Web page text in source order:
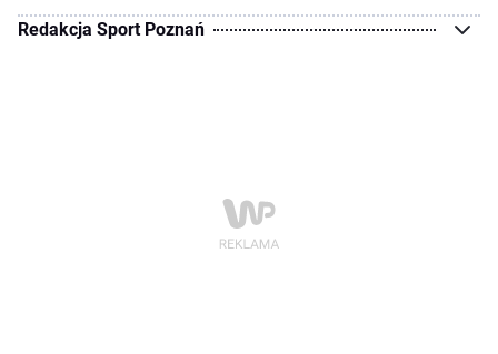
Redakcja Sport Poznań